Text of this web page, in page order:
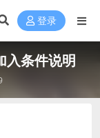
登录
条件说明